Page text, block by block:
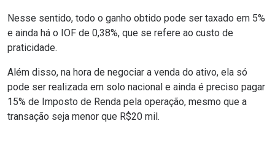
Nesse sentido, todo o ganho obtido pode ser taxado em 5%
e ainda há o IOF de 0,38%, que se refere ao custo de
praticidade.
Além disso, na hora de negociar a venda do ativo, ela só
pode ser realizada em solo nacional e ainda é preciso pagar
15% de Imposto de Renda pela operação, mesmo que a
transação seja menor que R$20 mil.